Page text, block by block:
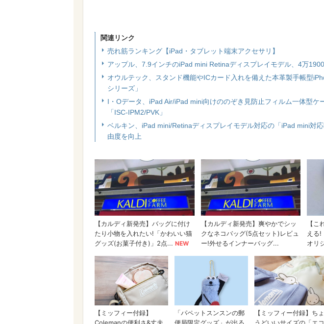
関連リンク
売れ筋ランキング【iPad・タブレット端末アクセサリ】
アップル、7.9インチのiPad mini Retinaディスプレイモデル、4万
オウルテック、スタンド機能やICカード入れを備えた本革製手帳型
シリーズ」
I・Oデータ、iPad Air/iPad mini向けののぞき見防止フィルム一体型ケ
「ISC-IPM2/PVK」
ベルキン、iPad mini/Retinaディスプレイモデル対応の「iPad mini対
由度を向上